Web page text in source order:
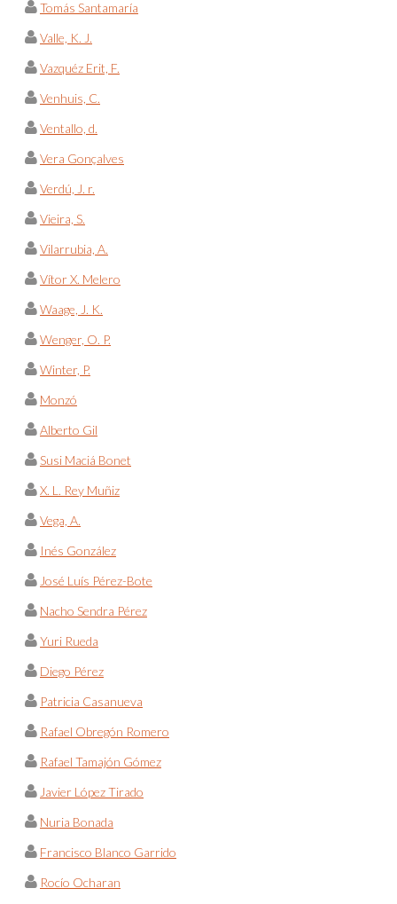
Tomás Santamaría
Valle, K. J.
Vazquéz Erit, F.
Venhuis, C.
Ventallo, d.
Vera Gonçalves
Verdú, J. r.
Vieira, S.
Vilarrubia, A.
Vítor X. Melero
Waage, J. K.
Wenger, O. P.
Winter, P.
Monzó
Alberto Gil
Susi Maciá Bonet
X. L. Rey Muñiz
Vega, A.
Inés González
José Luís Pérez-Bote
Nacho Sendra Pérez
Yuri Rueda
Diego Pérez
Patricia Casanueva
Rafael Obregón Romero
Rafael Tamajón Gómez
Javier López Tirado
Nuria Bonada
Francisco Blanco Garrido
Rocío Ocharan